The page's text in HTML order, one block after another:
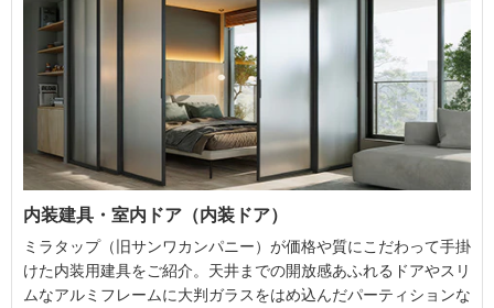
～
内装建具・室内ドア（内装ドア）
ミラタップ（旧サンワカンパニー）が価格や質にこだわって手掛
けた内装用建具をご紹介。天井までの開放感あふれるドアやスリ
ムなアルミフレームに大判ガラスをはめ込んだパーティションな